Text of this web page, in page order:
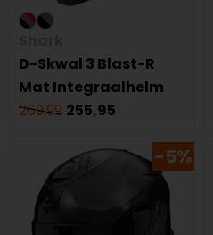
D-Skwal 3 Blast-R
Mat Integraalhelm
269,99 255,95
-5%